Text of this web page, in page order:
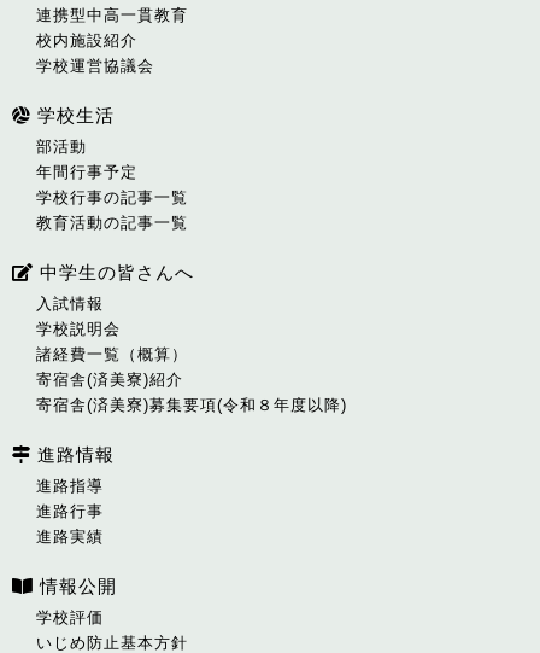
連携型中高一貫教育
校内施設紹介
学校運営協議会
学校生活
部活動
年間行事予定
学校行事の記事一覧
教育活動の記事一覧
中学生の皆さんへ
入試情報
学校説明会
諸経費一覧（概算）
寄宿舎(済美寮)紹介
寄宿舎(済美寮)募集要項(令和８年度以降)
進路情報
進路指導
進路行事
進路実績
情報公開
学校評価
いじめ防止基本方針